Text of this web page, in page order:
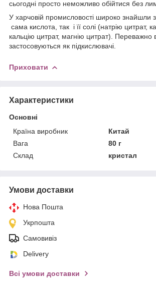
сьогодні просто неможливо обійтися без
У харчовій промисловості широко знайшли
сама кислота, так і її солі (натрію цитрат,
кальцію цитрат, магнію цитрат). Переважно
застосовуються як підкислювачі.
Приховати
Характеристики
Основні
Країна виробник
Китай
Вага
80 г
Склад
кристал
Умови доставки
Нова Пошта
Укрпошта
Самовивіз
Delivery
Всі умови доставки